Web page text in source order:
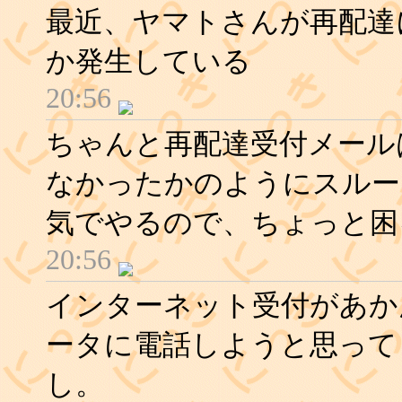
最近、ヤマトさんが再配
か発生している
20:56
ちゃんと再配達受付メー
なかったかのようにスル
気でやるので、ちょっと
20:56
インターネット受付があ
ータに電話しようと思っ
し。